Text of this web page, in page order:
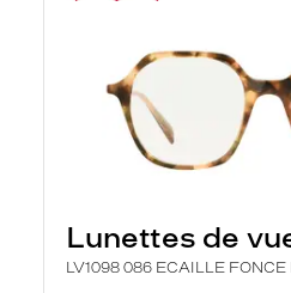
Lunettes de
LV1098 086 ECAILLE FONCE